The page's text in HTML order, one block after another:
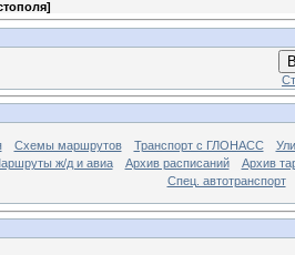
]
Схемы маршрутов Транспорт с ГЛОНАСС
ж/д и авиа Архив расписаний
Архив
Спец. автотранспорт